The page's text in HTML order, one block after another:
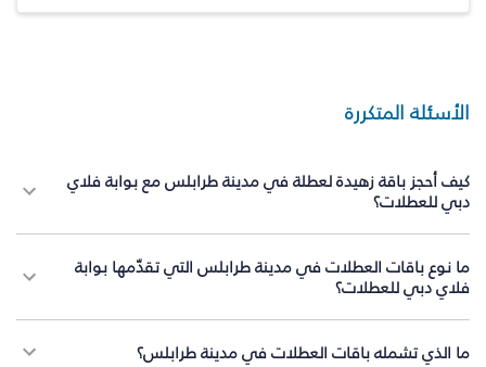
الأسئلة المتكررة
كيف أحجز باقة زهيدة لعطلة في مدينة طرابلس مع بوابة فلاي
دبي للعطلات؟
ما نوع باقات العطلات في مدينة طرابلس التي تقدّمها بوابة
فلاي دبي للعطلات؟
ما الذي تشمله باقات العطلات في مدينة طرابلس؟